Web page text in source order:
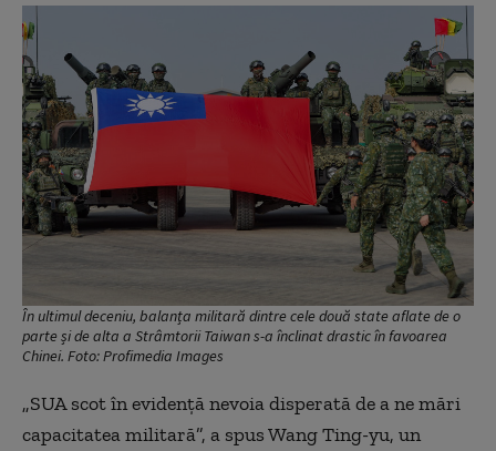
În ultimul deceniu, balanța militară dintre cele două state aflate de o
parte și de alta a Strâmtorii Taiwan s-a înclinat drastic în favoarea
Chinei. Foto: Profimedia Images
„SUA scot în evidență nevoia disperată de a ne mări
capacitatea militară”, a spus Wang Ting-yu, un